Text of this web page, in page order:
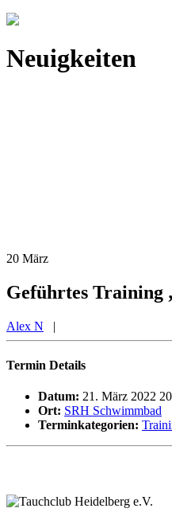
Neuigkeiten
20 März
Geführtes Training
Alex N |
Termin Details
Datum: 21. März 2022
Ort: SRH Schwimmbad
Terminkategorien: